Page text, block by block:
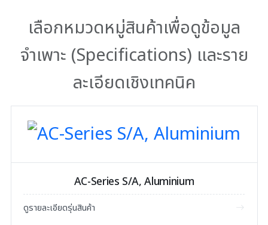
เลือกหมวดหมู่สินค้าเพื่อดูข้อมูล
จำเพาะ (Specifications) และราย
ละเอียดเชิงเทคนิค
AC-Series S/A, Aluminium
ดูรายละเอียดรุ่นสินค้า